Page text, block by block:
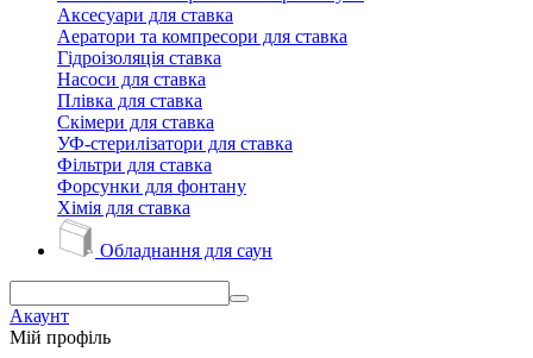
Аксесуари для ставка
Аератори та компресори для ставка
Гідроізоляція ставка
Насоси для ставка
Плівка для ставка
Скімери для ставка
УФ-стерилізатори для ставка
Фільтри для ставка
Форсунки для фонтану
Хімія для ставка
Обладнання для саун
Акаунт
Мій профіль